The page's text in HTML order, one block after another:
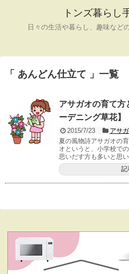
トンズ暮らし
日々の生活や暮らし、趣味など
「 あんどん仕立て 」一覧
アサガオの育て方
ーデニング草花】
2015/7/23 アサ
夏の風物詩アサガオの
オというと、小学校で
思いだす方も多いと思
記